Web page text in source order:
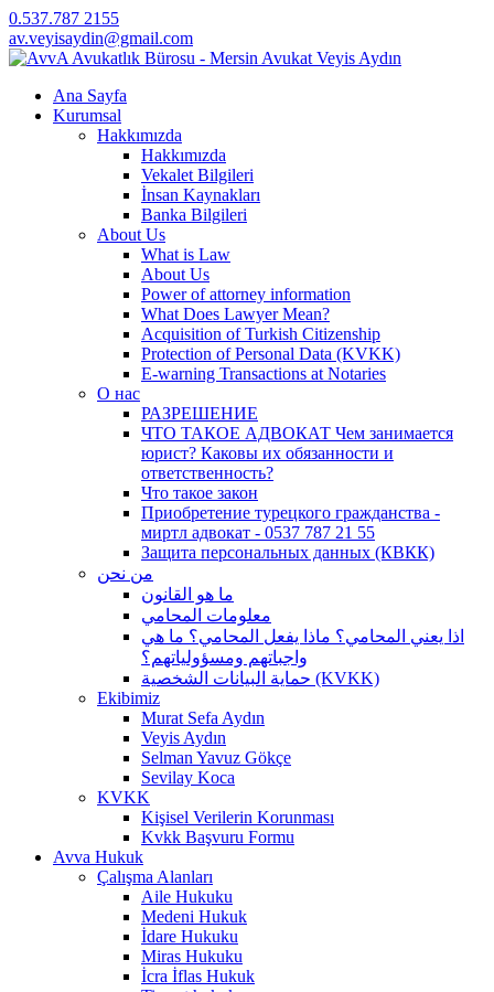
0.537.787 2155
av.veyisaydin@gmail.com
Ana Sayfa
Kurumsal
Hakkımızda
Hakkımızda
Vekalet Bilgileri
İnsan Kaynakları
Banka Bilgileri
About Us
What is Law
About Us
Power of attorney information
What Does Lawyer Mean?
Acquisition of Turkish Citizenship
Protection of Personal Data (KVKK)
E-warning Transactions at Notaries
О нас
РАЗРЕШЕНИЕ
ЧТО ТАКОЕ АДВОКАТ Чем занимается
юрист? Каковы их обязанности и
ответственность?
Что такое закон
Приобретение турецкого гражданства -
миртл адвокат - 0537 787 21 55
Защита персональных данных (КВКК)
من نحن
ما هو القانون
معلومات المحامي
اذا يعني المحامي؟ ماذا يفعل المحامي؟ ما هي
واجباتهم ومسؤولياتهم؟
حماية البيانات الشخصية (KVKK)
Ekibimiz
Murat Sefa Aydın
Veyis Aydın
Selman Yavuz Gökçe
Sevilay Koca
KVKK
Kişisel Verilerin Korunması
Kvkk Başvuru Formu
Avva Hukuk
Çalışma Alanları
Aile Hukuku
Medeni Hukuk
İdare Hukuku
Miras Hukuku
İcra İflas Hukuk